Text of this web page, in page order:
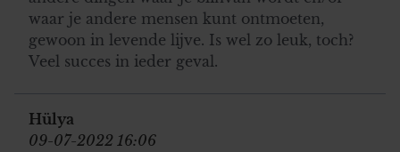
waar je andere mensen kunt ontmoeten,
gewoon in levende lijve. Is wel zo leuk, toch?
Veel succes in ieder geval.
Hülya
09-07-2022 16:06